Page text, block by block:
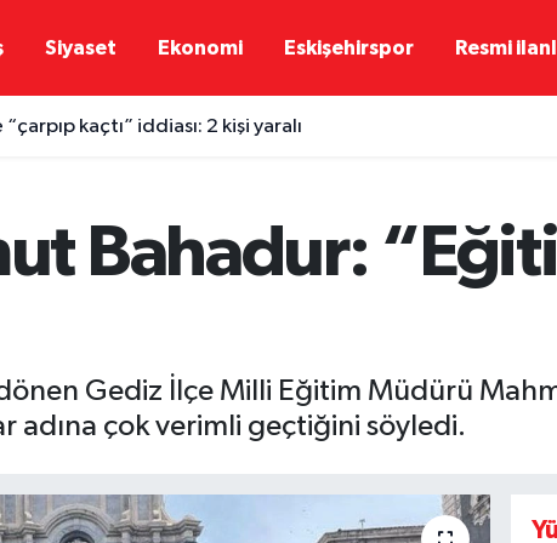
Siyaset Ekonomi Eskişehirspor Resmi
kaçtı” iddiası: 2 kişi yaralı
Bahadur:
Gediz İlçe Milli Eğitim Müdürü
adına çok verimli geçtiğini söyledi.